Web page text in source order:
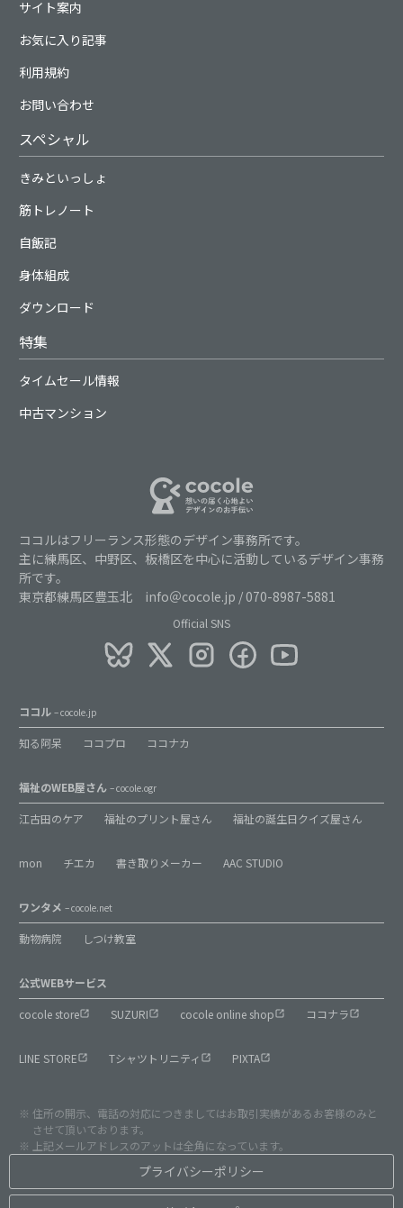
サイト案内
お気に入り記事
利用規約
お問い合わせ
スペシャル
きみといっしょ
筋トレノート
自飯記
身体組成
ダウンロード
特集
タイムセール情報
中古マンション
ココルはフリーランス形態のデザイン事務所です。
主に練馬区、中野区、板橋区を中心に活動しているデザイン事務
所です。
東京都練馬区豊玉北 info＠cocole.jp / 070-8987-5881
Official SNS
ココル – cocole.jp
知る阿呆 ココプロ ココナカ
福祉のWEB屋さん – cocole.ogr
江古田のケア 福祉のプリント屋さん 福祉の誕生日クイズ屋さん
mon チエカ 書き取りメーカー AAC STUDIO
ワンタメ – cocole.net
動物病院 しつけ教室
公式WEBサービス
cocole store SUZURI cocole online shop ココナラ
LINE STORE Tシャツトリニティ PIXTA
住所の開示、電話の対応につきましてはお取引実績があるお客様のみと
させて頂いております。
上記メールアドレスのアットは全角になっています。
プライバシーポリシー